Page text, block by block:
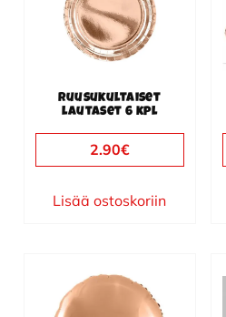
Ruusukultaiset
lautaset 6 kpl
2.90€
Lisää ostoskoriin